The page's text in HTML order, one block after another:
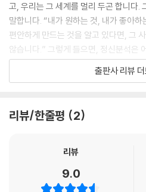
언어는 행동을 대체할 수 있다. 그러나
으며, 심지어 약간의 흐느낌조차 허락되
한 세부에서조차 당시의 모든 감정을 다
--- p.108
모욕을 당했을 때, 우리는 우리의 존재
을 털어 버릴 수 있다.
말은 말할 수 없이 큰 선을 행할 수도 있
고, 우리는 그 세계를 멀리 두곤 합니다.
말합니다. “내가 원하는 것, 내가 좋아
편안하게 만드는 것을 알고 있다면, 그
않습니다.” 그렇게 들으면, 정신분석은
람인지”를 알기 위한 여정일지도 모릅
니다. 프로이트는 무엇보다도 “내게 가
리를 어떻게 돌봐야 하는 걸까요? 우리
들의 의미를 풀어냅니다.
“우리는 우리에게 알려져 있지 않았던
출판사 리뷰
리뷰/한줄평 2
리뷰
9.0